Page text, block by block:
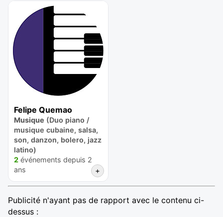
Felipe Quemao
Musique (Duo piano /
musique cubaine, salsa,
son, danzon, bolero, jazz
latino)
2 événements depuis 2
ans
+
Publicité n'ayant pas de rapport avec le contenu ci-
dessus :